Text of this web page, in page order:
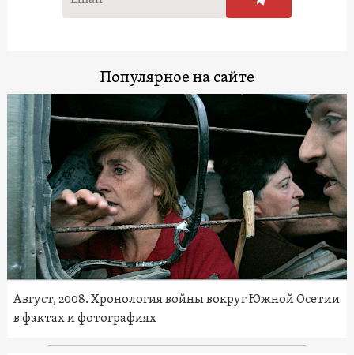
Популярное на сайте
Август, 2008. Хронология войны вокруг Южной Осетии
в фактах и фотографиях